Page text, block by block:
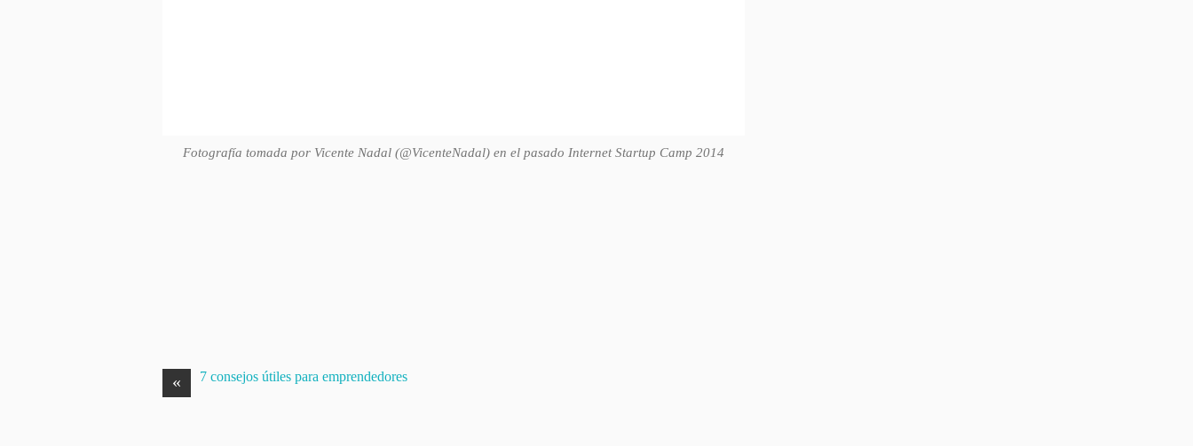
Fotografía tomada por Vicente Nadal (@VicenteNadal) en el pasado Internet Startup Camp 2014
« 7 consejos útiles para emprendedores